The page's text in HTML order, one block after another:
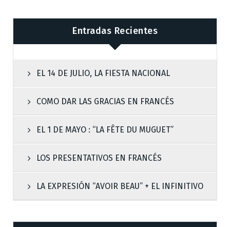
Entradas Recientes
EL 14 DE JULIO, LA FIESTA NACIONAL
COMO DAR LAS GRACIAS EN FRANCÉS
EL 1 DE MAYO : “LA FÊTE DU MUGUET”
LOS PRESENTATIVOS EN FRANCÉS
LA EXPRESIÓN “AVOIR BEAU” + EL INFINITIVO